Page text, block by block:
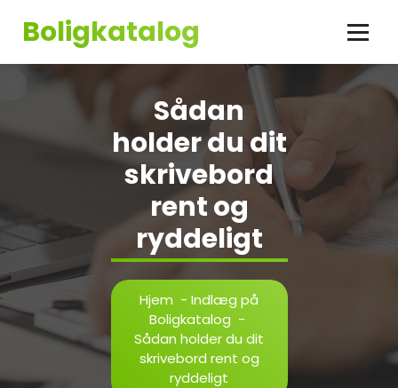
Boligkatalog
Sådan
holder du dit
skrivebord
rent og
ryddeligt
Hjem - Indlæg på
Boligkatalog -
Sådan holder du dit
skrivebord rent og
ryddeligt